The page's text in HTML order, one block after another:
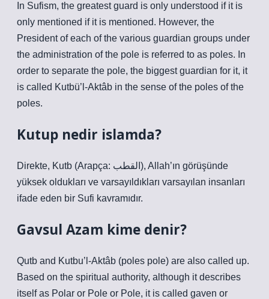
In Sufism, the greatest guard is only understood if it is
only mentioned if it is mentioned. However, the
President of each of the various guardian groups under
the administration of the pole is referred to as poles. In
order to separate the pole, the biggest guardian for it, it
is called Kutbü’l-Aktâb in the sense of the poles of the
poles.
Kutup nedir islamda?
Direkte, Kutb (Arapça: القطب), Allah’ın görüşünde
yüksek oldukları ve varsayıldıkları varsayılan insanları
ifade eden bir Sufi kavramıdır.
Gavsul Azam kime denir?
Qutb and Kutbu’l-Aktâb (poles pole) are also called up.
Based on the spiritual authority, although it describes
itself as Polar or Pole or Pole, it is called gaven or